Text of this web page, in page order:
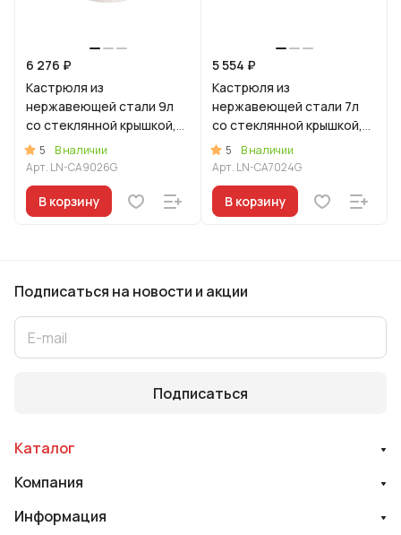
6 276 ₽
Кастрюля из
нержавеющей стали 9л
со стеклянной крышкой,
линия "Леон"
5
В наличии
Арт. LN-CA9026G
В корзину
5 554 ₽
Кастрюля из
нержавеющей стали 7л
со стеклянной крышкой,
линия "Леон"
5
В наличии
Арт. LN-CA7024G
В корзину
Подписаться на новости и акции
Подписаться
Каталог
Компания
Информация